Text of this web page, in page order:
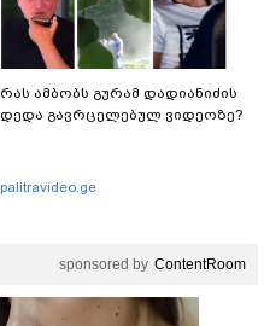
რას ამბობს გურამ დადიანიძის
დედა გავრცელებულ ვიდეოზე?
palitravideo.ge
sponsored by ContentRoom